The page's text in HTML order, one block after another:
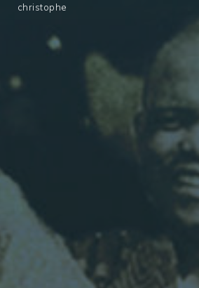
christophe